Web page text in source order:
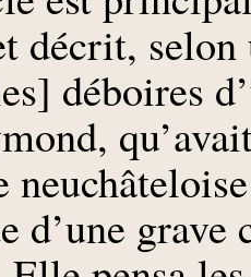
décrit,
déboires
d’une